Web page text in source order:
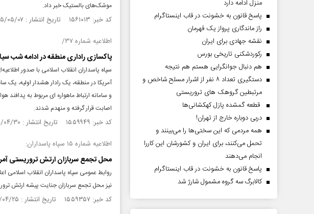
موشک‌های بالستیک خبر داد.
کد خبر: ۱۵۶۱۰۱۳ تاریخ انتشار : ۱۴۰۵/۰۵/۰۷
اطلاعیه شماره ۳۷/
پاکسازی راداری منطقه در ادامه شب
سپاه پاسداران انقلاب اسلامی با صدور
و سامانه ارتباط ماهواره ای مربوط به
اصابت قرار گرفته و منهدم شدند.
کد خبر: ۱۵۵۹۹۴۹ تاریخ انتشار : ۱۴۰۵/۰۴/۳۰
اطلاعیه شماره ۱۵ سپاه پاسداران:
محل تجمع سربازان ارتش تروریستی
نیز محل تجمع سربازان جنایت پیشه ارتش
کد خبر: ۱۵۵۹۳۵۷ تاریخ انتشار : ۱۴۰۵/۰۴/۲۵
منزل ادامه دارد
پاسخ قانون به خشونت در قاب اینستاگرام
راز ماندگاری پرواز یک قهرمان
نقشه جهادی برای ایران
رکوردشکنی تاریخی بورس
هم دنبال جوانگرایی هستم هم نتیجه
دستگیری تعداد ۸ نفر از اشرار مسلح شاخص و
مرتبطین گروهک های تروریستی
قطعه گمشده پازل کهکشانی‌ها
دربی دوباره خارج از تهران!
همه مردمی که این سختی‌ها را می‌بینند و
تحمل می‌کنند، برای ایران و کشورشان این کاررا
انجام می‌دهند
پاسخ قانون به خشونت در قاب اینستاگرام
کالابرگ سه گروه مشمول شارژ شد